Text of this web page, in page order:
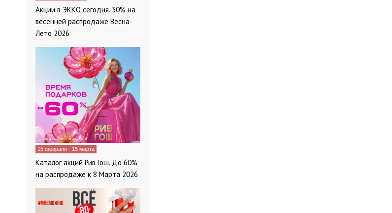
Акции в ЭККО сегодня. 30% на
весенней распродаже Весна-
Лето 2026
15 февраля - 15 марта
Каталог акций Рив Гош. До 60%
на распродаже к 8 Марта 2026